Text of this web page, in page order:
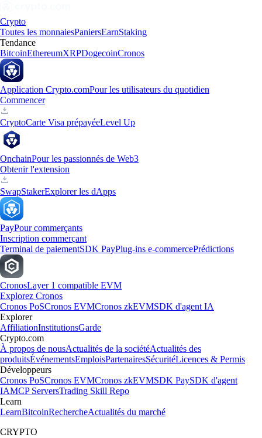
Crypto
Toutes les monnaiesPaniersEarnStaking
Tendance
BitcoinEthereumXRPDogecoinCronos
Application Crypto.comPour les utilisateurs du quotidien
Commencer
CryptoCarte Visa prépayéeLevel Up
OnchainPour les passionnés de Web3
Obtenir l'extension
SwapStakerExplorer les dApps
PayPour commerçants
Inscription commerçant
Terminal de paiementSDK PayPlug-ins e-commercePrédictions
CronosLayer 1 compatible EVM
Explorez Cronos
Cronos PoSCronos EVMCronos zkEVMSDK d'agent IA
Explorer
AffiliationInstitutionsGarde
Crypto.com
À propos de nousActualités de la sociétéActualités des
produitsÉvénementsEmploisPartenairesSécuritéLicences & Permis
Développeurs
Cronos PoSCronos EVMCronos zkEVMSDK PaySDK d'agent
IAMCP ServersTrading Skill Repo
Learn
LearnBitcoinRechercheActualités du marché
CRYPTO